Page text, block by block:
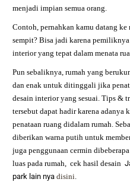
menjadi impian semua orang.
Contoh, pernahkan kamu datang
sempit? Bisa jadi karena
interior yang tepat dalam menata
Pun sebaliknya, rumah yang
dan enak untuk ditinggali jika
desain interior yang sesuai. Tips &
tersebut dapat hadir karena adanya
penataan ruang didalam rumah.
diberikan warna putih untuk
juga penggunaan cermin
luas pada rumah,
cek hasil desain
park lain nyadisini